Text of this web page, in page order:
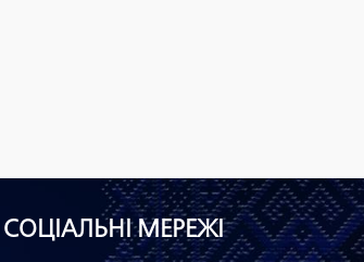
СОЦІАЛЬНІ МЕРЕЖІ